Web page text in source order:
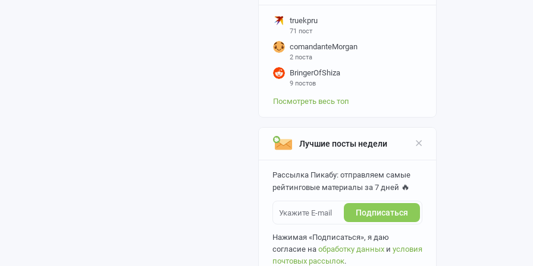
truekpru
71 пост
comandanteMorgan
2 поста
BringerOfShiza
9 постов
Посмотреть весь топ
Лучшие посты недели
Рассылка Пикабу: отправляем самые
рейтинговые материалы за 7 дней 🔥
Подписаться
Нажимая «Подписаться», я даю
согласие на обработку данных и условия
почтовых рассылок.